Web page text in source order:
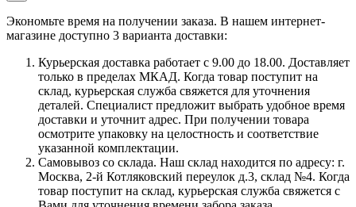
Экономьте время на получении заказа. В нашем интернет-
магазине доступно 3 варианта доставки:
Курьерская доставка работает с 9.00 до 18.00. Доставляет
только в пределах МКАД. Когда товар поступит на
склад, курьерская служба свяжется для уточнения
деталей. Специалист предложит выбрать удобное время
доставки и уточнит адрес. При получении товара
осмотрите упаковку на целостность и соответствие
указанной комплектации.
Самовывоз со склада. Наш склад находится по адресу: г.
Москва, 2-й Котляковский переулок д.3, склад №4. Когда
товар поступит на склад, курьерская служба свяжется с